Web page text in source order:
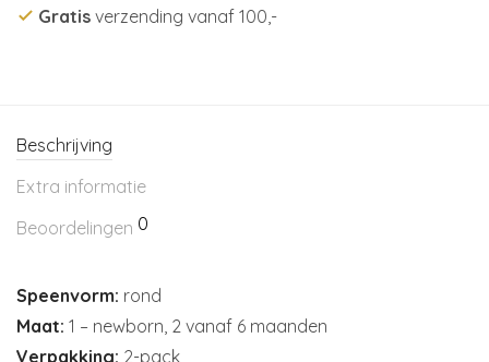
Gratis verzending vanaf 100,-
Beschrijving
Extra informatie
Beoordelingen 0
Speenvorm: rond
Maat: 1 – newborn, 2 vanaf 6 maanden
Verpakking: 2-pack